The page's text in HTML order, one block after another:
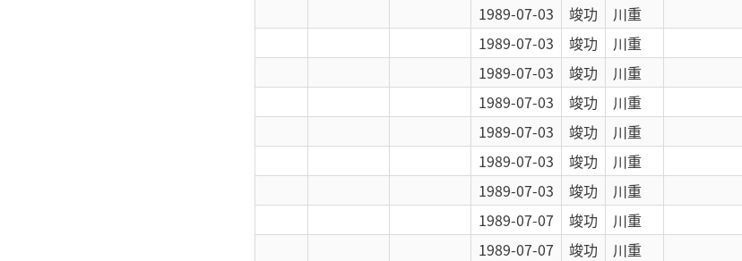
1989-07-03
竣功 川重
1989-07-03
竣功 川重
1989-07-03
竣功 川重
1989-07-03
竣功 川重
1989-07-03
竣功 川重
1989-07-03
竣功 川重
1989-07-03
竣功 川重
1989-07-07
竣功 川重
1989-07-07
竣功 川重